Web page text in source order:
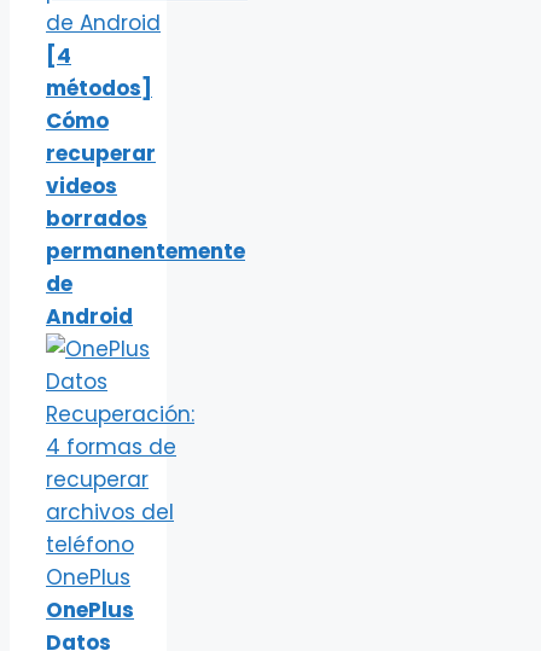
[4
métodos]
Cómo
recuperar
videos
borrados
permanentemente
de
Android
OnePlus
Datos